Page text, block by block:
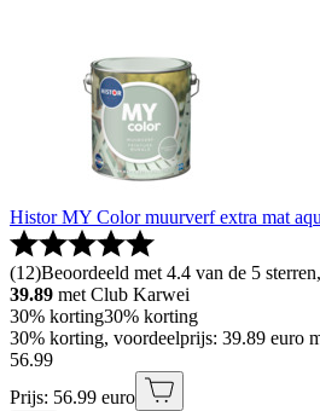
Histor MY Color muurverf extra mat
(12)Beoordeeld met 4.4 van de 5
39.89 met Club Karwei
30% korting30% korting
30% korting, voordeelprijs: 39.89 euro
56.99
Prijs: 56.99 euro